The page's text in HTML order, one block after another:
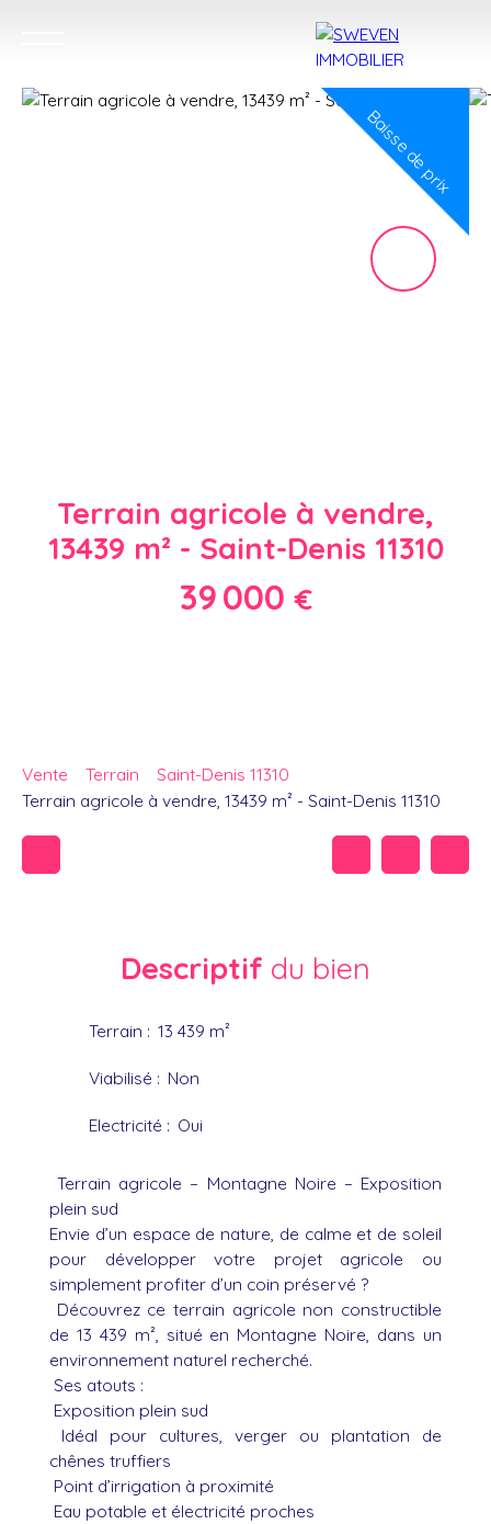
Baisse de prix
Terrain agricole à vendre,
13439 m² - Saint-Denis 11310
39 000€
Vente Terrain
Saint-Denis 11310
Terrain agricole à vendre, 13439 m² - Saint-Denis 11310
Descriptif du bien
Terrain : 13 439 m²
Viabilisé : Non
Electricité : Oui
Terrain agricole – Montagne Noire – Exposition
plein sud
Envie d’un espace de nature, de calme et de soleil
pour développer votre projet agricole ou
simplement profiter d’un coin préservé ?
Découvrez ce terrain agricole non constructible
de 13 439 m², situé en Montagne Noire, dans un
environnement naturel recherché.
Ses atouts :
Exposition plein sud
Idéal pour cultures, verger ou plantation de
chênes truffiers
Point d’irrigation à proximité
Eau potable et électricité proches